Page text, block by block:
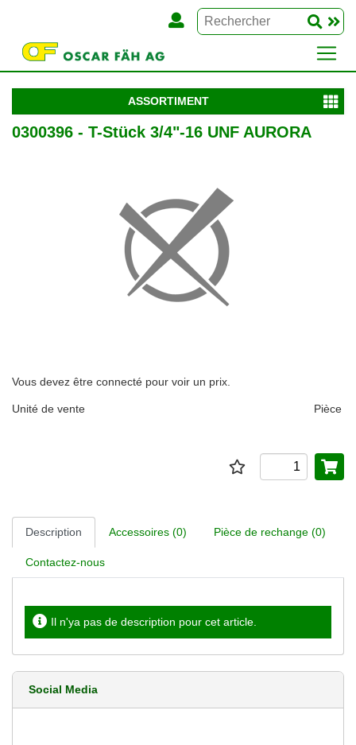
ASSORTIMENT
0300396 - T-Stück 3/4"-16 UNF AURORA
Vous devez être connecté pour voir un prix.
Unité de vente Pièce
Description Accessoires (0) Pièce de rechange (0)
Contactez-nous
Il n'ya pas de description pour cet article.
Social Media